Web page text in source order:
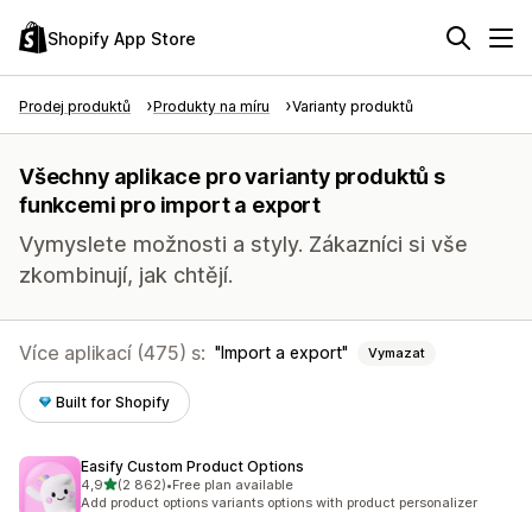
Shopify App Store
Prodej produktů Produkty na míru Varianty produktů
Všechny aplikace pro varianty produktů s
funkcemi pro import a export
Vymyslete možnosti a styly. Zákazníci si vše
zkombinují, jak chtějí.
Více aplikací (475) s: Import a export Vymazat
Built for Shopify
Easify Custom Product Options
4,9z 5 hvězd
(2 862)
Celkový počet recenzí: 2862
•Free plan available
Add product options variants options with product personalizer